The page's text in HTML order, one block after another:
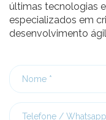
últimas tecnologias
especializados em
desenvolvimento
Nome
Telefone